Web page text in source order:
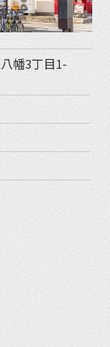
幡3丁目1-